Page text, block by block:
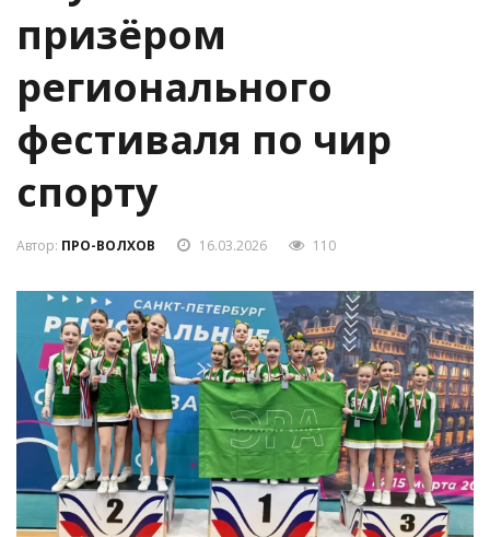
Клуб «ЭРА» стал
призёром
регионального
фестиваля по чир
спорту
Автор:ПРО-ВОЛХОВ 16.03.2026 110